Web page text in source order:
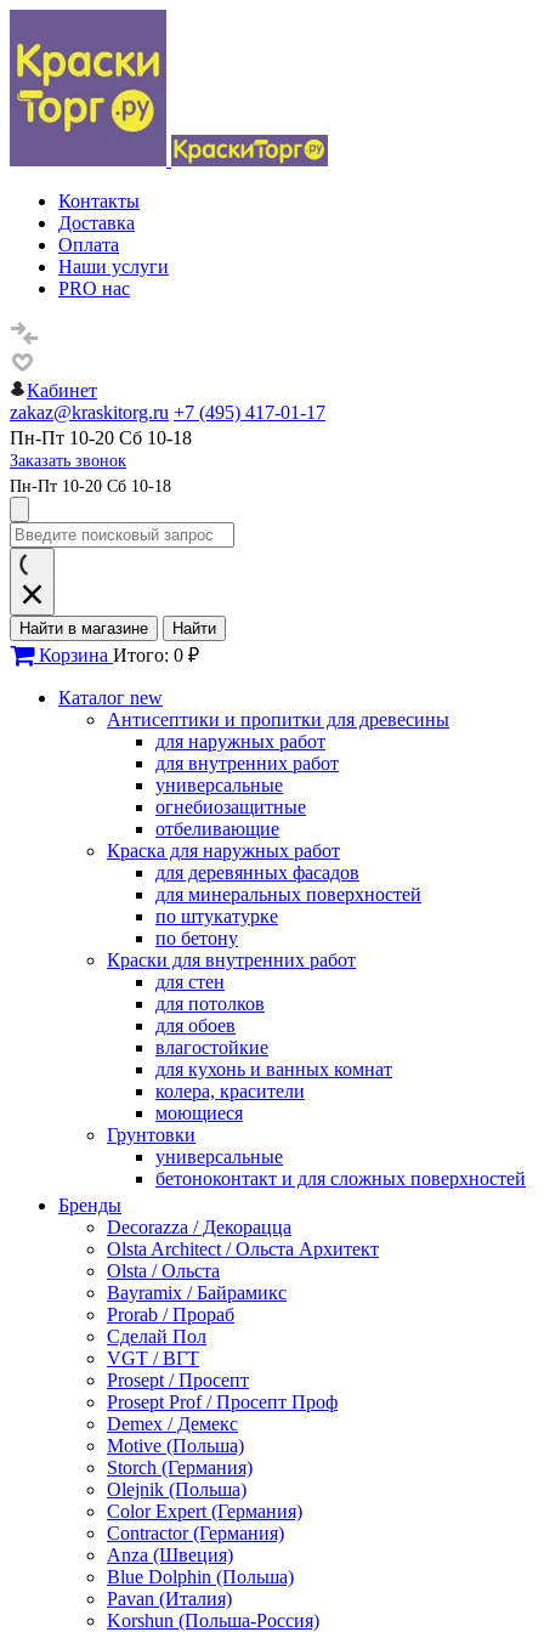
Контакты
Доставка
Оплата
Наши услуги
PRO нас
Кабинет
zakaz@kraskitorg.ru +7 (495) 417-01-17
Пн-Пт 10-20 Сб 10-18
Заказать звонок
Пн-Пт 10-20 Сб 10-18
Найти в магазине Найти
Корзина Итого: 0 ₽
Каталог new
Антисептики и пропитки для древесины
для наружных работ
для внутренних работ
универсальные
огнебиозащитные
отбеливающие
Краска для наружных работ
для деревянных фасадов
для минеральных поверхностей
по штукатурке
по бетону
Краски для внутренних работ
для стен
для потолков
для обоев
влагостойкие
для кухонь и ванных комнат
колера, красители
моющиеся
Грунтовки
универсальные
бетоноконтакт и для сложных поверхностей
по металлу
антикорозийные
под декоративные штукатурки
для гипсокартона
под штукатурку
Герметик
акриловые
силиконовые универсальные, нейтральные
силиконовые санитарные (антигрибковые)
шовные для срубов
для кровли
для каминов
полиуретановые
Декоративные штукатурки и краски
краски для декора, патина
мокрый шелк
венецианские (эффект мрамора)
песок (эффект песчаных вихрей)
декоративная шпаклевка
Бренды
Decorazza / Декорацца
Olsta Architect / Ольста Архитект
Olsta / Ольста
Bayramix / Байрамикс
Prorab / Прораб
Сделай Пол
VGT / ВГТ
Prosept / Просепт
Prosept Prof / Просепт Проф
Demex / Демекс
Motive (Польша)
Storch (Германия)
Olejnik (Польша)
Color Expert (Германия)
Contractor (Германия)
Anza (Швеция)
Blue Dolphin (Польша)
Pavan (Италия)
Korshun (Польша-Россия)